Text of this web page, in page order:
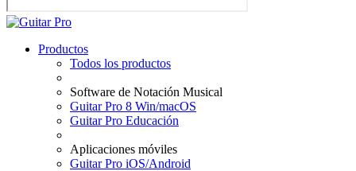
Productos
Todos los productos
Software de Notación Musical
Guitar Pro 8 Win/macOS
Guitar Pro Educación
Aplicaciones móviles
Guitar Pro iOS/Android